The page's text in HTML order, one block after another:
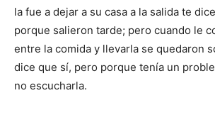
la fue a dejar a su casa a la salida te
porque salieron tarde; pero cuando le
entre la comida y llevarla se quedaron
dice que sí, pero porque tenía un
no escucharla.